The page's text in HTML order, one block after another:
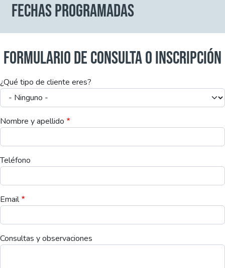
FECHAS PROGRAMADAS
FORMULARIO DE CONSULTA O INSCRIPCIÓN
¿Qué tipo de cliente eres?
Nombre y apellido
Teléfono
Email
Consultas y observaciones